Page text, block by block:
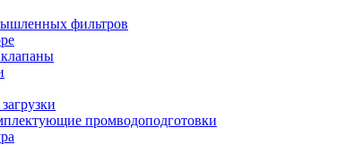
фильтров
промводоподготовки